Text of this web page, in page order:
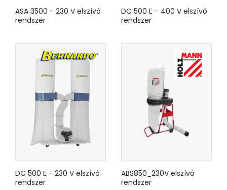
ASA 3500 - 230 V elszívó
rendszer
DC 500 E - 400 V elszívó
rendszer
DC 500 E - 230 V elszívó
rendszer
ABS850_230V elszívó
rendszer